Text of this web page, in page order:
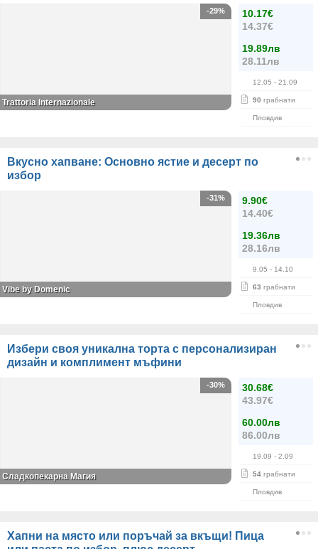
10.17€
14.37€
19.89лв
28.11лв
12.05 - 21.09
90 грабнати
Пловдив
-29%
Trattoria Internazionale
Вкусно хапване: Основно ястие и десерт по
избор
9.90€
14.40€
19.36лв
28.16лв
9.05 - 14.10
63 грабнати
Пловдив
-31%
Vibe by Domenic
Избери своя уникална торта с персонализиран
дизайн и комплимент мъфини
30.68€
43.97€
60.00лв
86.00лв
19.09 - 2.09
54 грабнати
Пловдив
-30%
Сладкопекарна Магия
Хапни на място или поръчай за вкъщи! Пица